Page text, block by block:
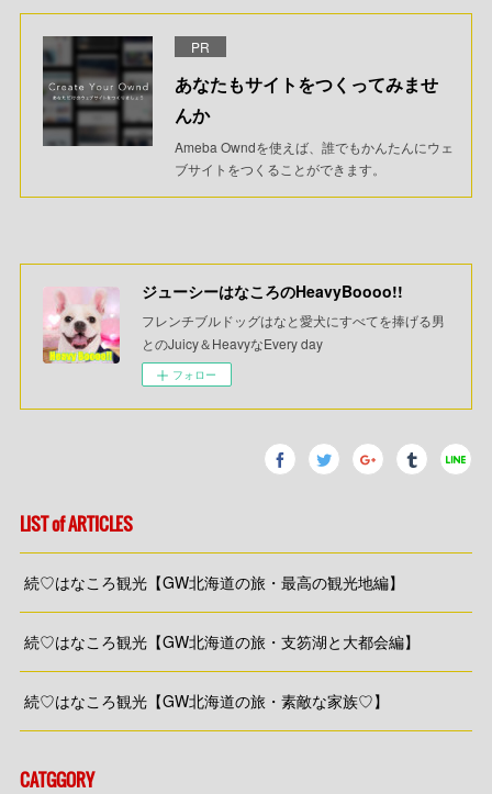
PR
あなたもサイトをつくってみませ
んか
Ameba Owndを使えば、誰でもかんたんにウェ
ブサイトをつくることができます。
ジューシーはなころのHeavyBoooo!!
フレンチブルドッグはなと愛犬にすべてを捧げる男
とのJuicy＆HeavyなEvery day
フォロー
LIST of ARTICLES
続♡はなころ観光【GW北海道の旅・最高の観光地編】
続♡はなころ観光【GW北海道の旅・支笏湖と大都会編】
続♡はなころ観光【GW北海道の旅・素敵な家族♡】
CATGGORY